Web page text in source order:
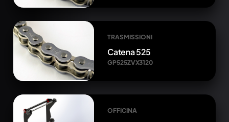
TRASMISSIONI
Catena 525
GP525ZVX3120
OFFICINA